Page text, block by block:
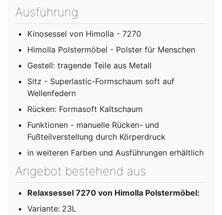
Ausführung
Kinosessel von Himolla - 7270
Himolla Polstermöbel - Polster für Menschen
Gestell: tragende Teile aus Metall
Sitz - Superlastic-Formschaum soft auf
Wellenfedern
Rücken: Formasoft Kaltschaum
Funktionen - manuelle Rücken- und
Fußteilverstellung durch Körperdruck
in weiteren Farben und Ausführungen erhältlich
Angebot bestehend aus
Relaxsessel 7270 von Himolla Polstermöbel:
Variante: 23L